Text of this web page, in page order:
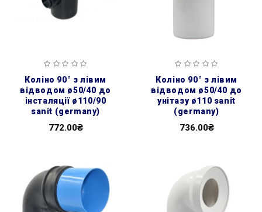
коліно 90° з лівим
відводом ø50/40 до
інсталяції ø110/90
sanit (germany)
772.00₴
коліно 90° з лівим
відводом ø50/40 до
унітазу ø110 sanit
(germany)
736.00₴